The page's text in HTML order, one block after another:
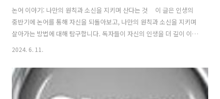
논어 이야기: 나만의 원칙과 소신을 지키며 산다는 것 이 글은 인생의
중반기에 논어를 통해 자신을 되돌아보고, 나만의 원칙과 소신을 지키며
살아가는 방법에 대해 탐구합니다. 독자들이 자신의 인생을 더 깊이 이해
하고, 자신의 길을 굳건히 지키며 살아갈 수 있도록 돕는 것이 목적입니
은 사람들은 자신의 삶을 돌아보게 됩니다. 이 시점에서 논어를 만나는
것은 단순한 독서가 아닌, 자신과의 깊은 대화를 시작하는 것입니다. 공
자의 지혜를 통해 우리는 자신의 진정한 모습을 발견하고, 나만의 원칙과
2024. 6. 11.